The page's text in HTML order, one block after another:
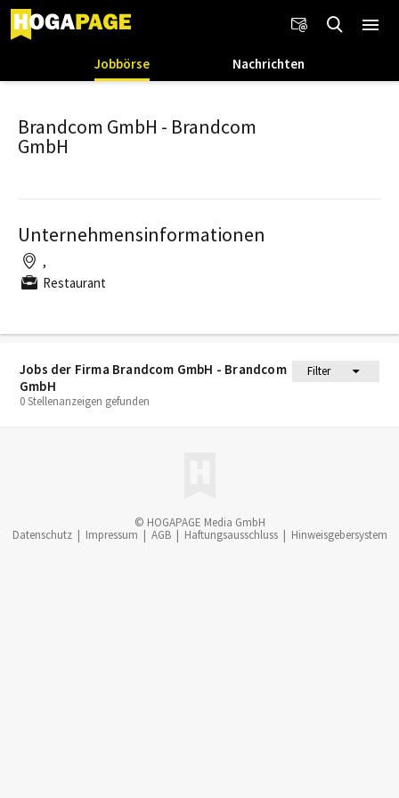
Jobbörse Nachrichten
Jobs der Firma Brandcom GmbH - Brandcom
GmbH
Filter
0 Stellenanzeigen gefunden
Brandcom GmbH - Brandcom
GmbH
Unternehmensinformationen
,
Restaurant
© HOGAPAGE Media GmbH
Datenschutz | Impressum | AGB | Haftungsausschluss | Hinweisgebersystem